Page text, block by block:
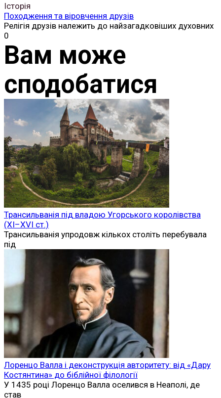
Історія
Походження та віровчення друзів
Релігія друзів належить до найзагадковіших духовних
0
Вам може
сподобатися
Трансильванія під владою Угорського королівства
(XI–XVI ст.)
Трансильванія упродовж кількох століть перебувала
під
Лоренцо Валла і деконструкція авторитету: від «Дару
Костянтина» до біблійної філології
У 1435 році Лоренцо Валла оселився в Неаполі, де
став